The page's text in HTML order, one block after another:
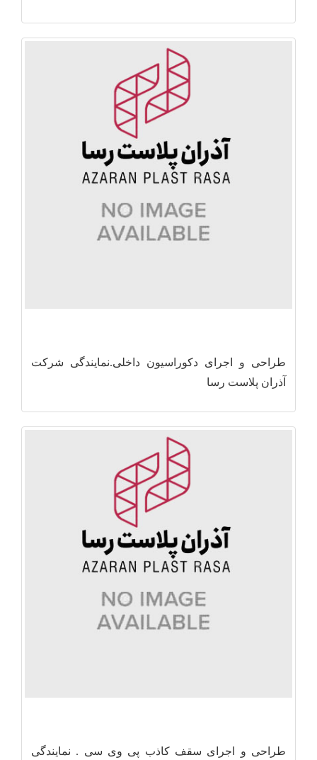
طراحی و اجرای دکوراسیون داخلی.نمایندگی شرکت
آذران پلاست رسا
طراحی و اجرای سقف کاذب پی وی سی . نمایندگی